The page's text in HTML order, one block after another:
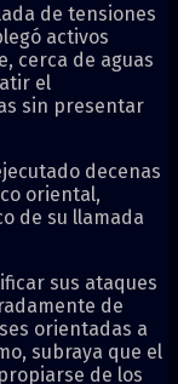
de tensiones
activos
cerca de aguas
el
sin presentar
decenas
oriental,
de su llamada
sus ataques
de
orientadas a
subraya que el
de los